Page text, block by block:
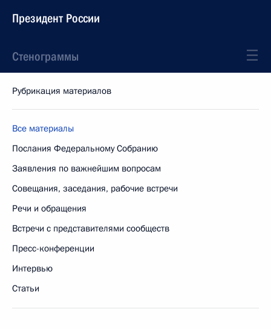
Президент России
Стенограммы
Рубрикация материалов
Все материалы
Послания Федеральному Собранию
Заявления по важнейшим вопросам
Совещания, заседания, рабочие встречи
Речи и обращения
Встречи с представителями сообществ
Пресс-конференции
Интервью
Статьи